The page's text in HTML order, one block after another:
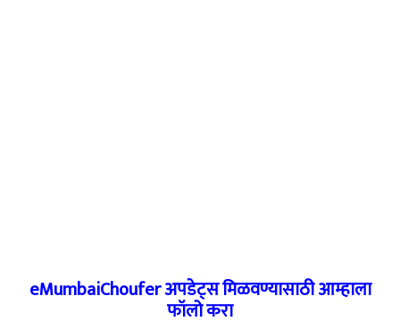
eMumbaiChoufer अपडेट्स मिळवण्यासाठी आम्हाला
फॉलो करा